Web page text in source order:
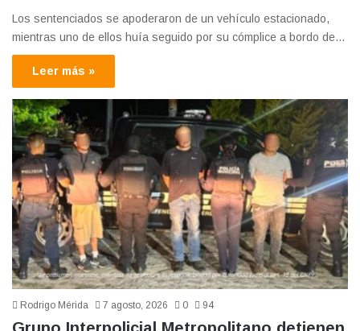
Los sentenciados se apoderaron de un vehículo estacionado,
mientras uno de ellos huía seguido por su cómplice a bordo de…
Leer más »
Rodrigo Mérida 7 agosto, 2026 0 94